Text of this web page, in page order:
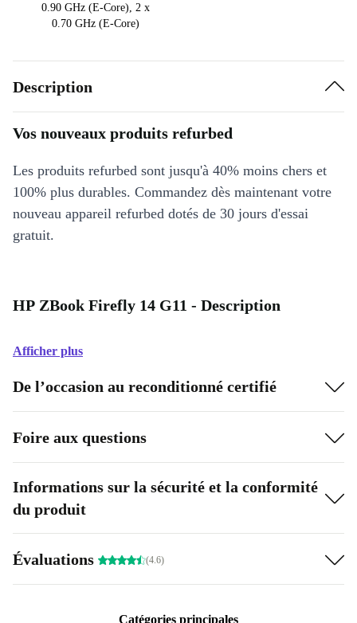
0.90 GHz (E-Core), 2 x
0.70 GHz (E-Core)
Description
Vos nouveaux produits refurbed
Les produits refurbed sont jusqu'à 40% moins chers et
100% plus durables. Commandez dès maintenant votre
nouveau appareil refurbed dotés de 30 jours d'essai
gratuit.
HP ZBook Firefly 14 G11 - Description
Afficher plus
De l’occasion au reconditionné certifié
Foire aux questions
Informations sur la sécurité et la conformité
du produit
Évaluations (4.6)
Catégories principales